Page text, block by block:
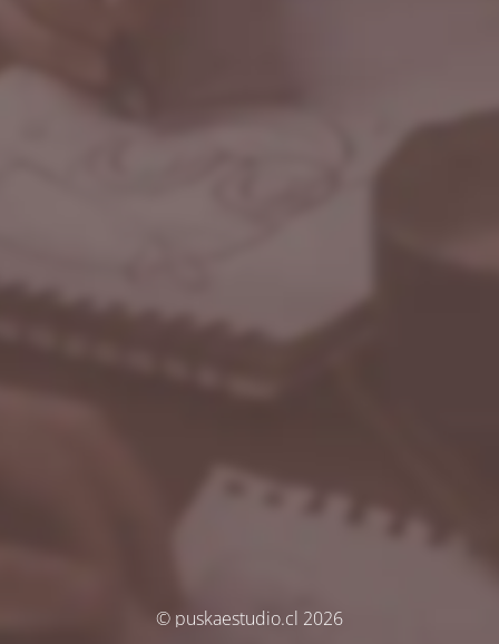
© puskaestudio.cl 2026